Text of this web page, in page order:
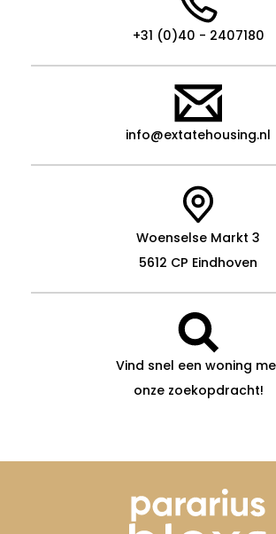
+31 (0)40 - 2407180
info@extatehousing.nl
Woenselse Markt 3
5612 CP Eindhoven
Vind snel een woning
onze zoekopdracht!